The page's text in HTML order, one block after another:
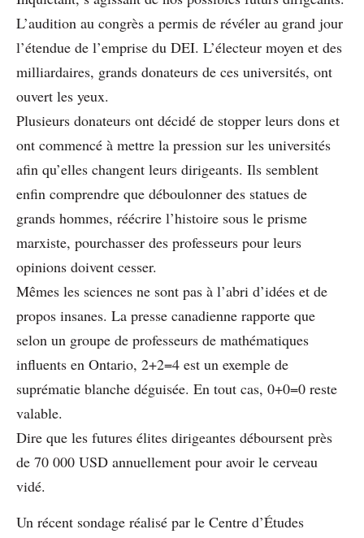
L’audition au congrès a permis de révéler au grand jour
l’étendue de l’emprise du DEI. L’électeur moyen et des
milliardaires, grands donateurs de ces universités, ont
ouvert les yeux.
Plusieurs donateurs ont décidé de stopper leurs dons et
ont commencé à mettre la pression sur les universités
afin qu’elles changent leurs dirigeants. Ils semblent
enfin comprendre que déboulonner des statues de
grands hommes, réécrire l’histoire sous le prisme
marxiste, pourchasser des professeurs pour leurs
opinions doivent cesser.
Mêmes les sciences ne sont pas à l’abri d’idées et de
propos insanes. La presse canadienne rapporte que
selon un groupe de professeurs de mathématiques
influents en Ontario, 2+2=4 est un exemple de
suprématie blanche déguisée. En tout cas, 0+0=0 reste
valable.
Dire que les futures élites dirigeantes déboursent près
de 70 000 USD annuellement pour avoir le cerveau
vidé.
Un récent sondage réalisé par le Centre d’Études